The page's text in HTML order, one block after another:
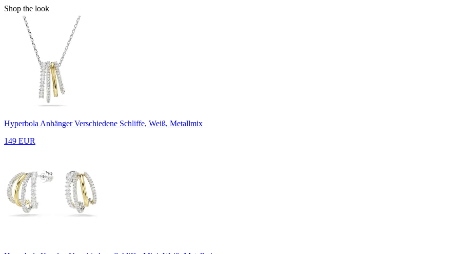
Shop the look
Hyperbola Anhänger Verschiedene Schliffe, Weiß, Metallmix
149 EUR